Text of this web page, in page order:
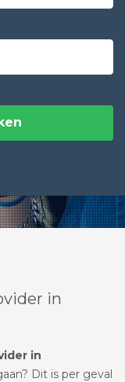
in
in
Dit is per geval